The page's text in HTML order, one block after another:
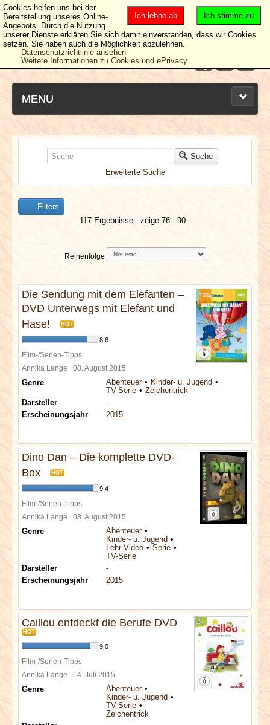
MENU
NEUESTE ARTIKEL
NEWS & DATES
BERICHTE
SPECIALS
REDAKTION
LINKS
ARCHIV
Suche
Erweiterte Suche
Filters
117 Ergebnisse - zeige 76 - 90
Reihenfolge
Die Sendung mit dem Elefanten –
DVD Unterwegs mit Elefant und
Hase!
HOT
8,6
Film-/Serien-Tipps
Annika Lange 08. August 2015
Genre Abenteuer
Kinder- u. Jugend
TV-Serie
Zeichentrick
Darsteller
-
Erscheinungsjahr
2015
Dino Dan – Die komplette DVD-
Box
HOT
9,4
Film-/Serien-Tipps
Annika Lange 08. August 2015
Genre
Abenteuer
Kinder- u. Jugend
Lehr-Video
Serie
TV-Serie
Darsteller
-
Erscheinungsjahr
2015
Caillou entdeckt die Berufe DVD
HOT
9,0
Film-/Serien-Tipps
Annika Lange 14. Juli 2015
Genre
Abenteuer
Kinder- u. Jugend
TV-Serie
Zeichentrick
Ich stimme zu
Ich lehne ab
Cookies helfen uns bei der
Bereitstellung unseres Online-
Angebots. Durch die Nutzung
unserer Dienste erklären Sie sich damit einverstanden, dass wir Cookies
setzen. Sie haben auch die Möglichkeit abzulehnen.
Datenschutzrichtlinie ansehen
Weitere Informationen zu Cookies und ePrivacy